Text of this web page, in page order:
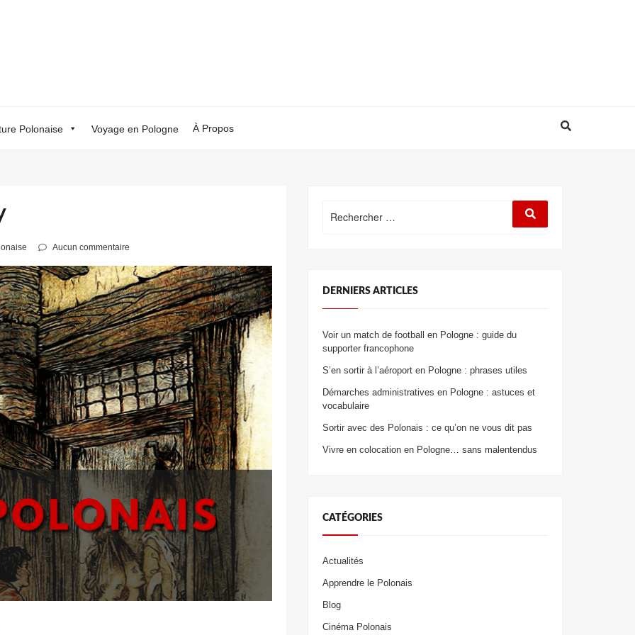
Polonaise Voyage en Pologne À Propos
Aucun commentaire
Rechercher
DERNIERS ARTICLES
Voir un match de football en Pologne : guide du
supporter francophone
S’en sortir à l’aéroport en Pologne : phrases utiles
Démarches administratives en Pologne : astuces et
vocabulaire
Sortir avec des Polonais : ce qu’on ne vous dit pas
Vivre en colocation en Pologne… sans malentendus
CATÉGORIES
Actualités
Apprendre le Polonais
Blog
Cinéma Polonais